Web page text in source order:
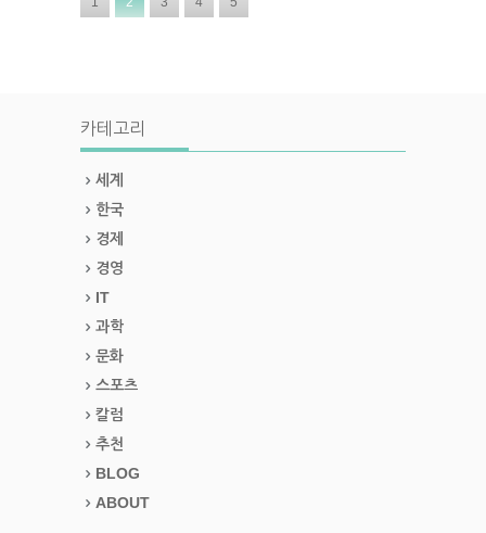
카테고리
세계
한국
경제
경영
IT
과학
문화
스포츠
칼럼
추천
BLOG
ABOUT